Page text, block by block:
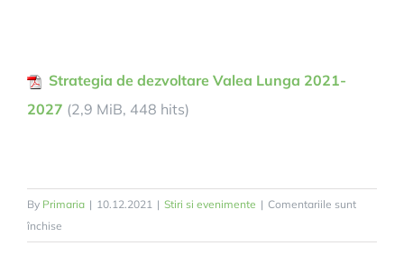
Strategia de dezvoltare Valea Lunga 2021-
2027 (2,9 MiB, 448 hits)
By Primaria | 10.12.2021 | Stiri si evenimente | Comentariile sunt
închise
Strategia